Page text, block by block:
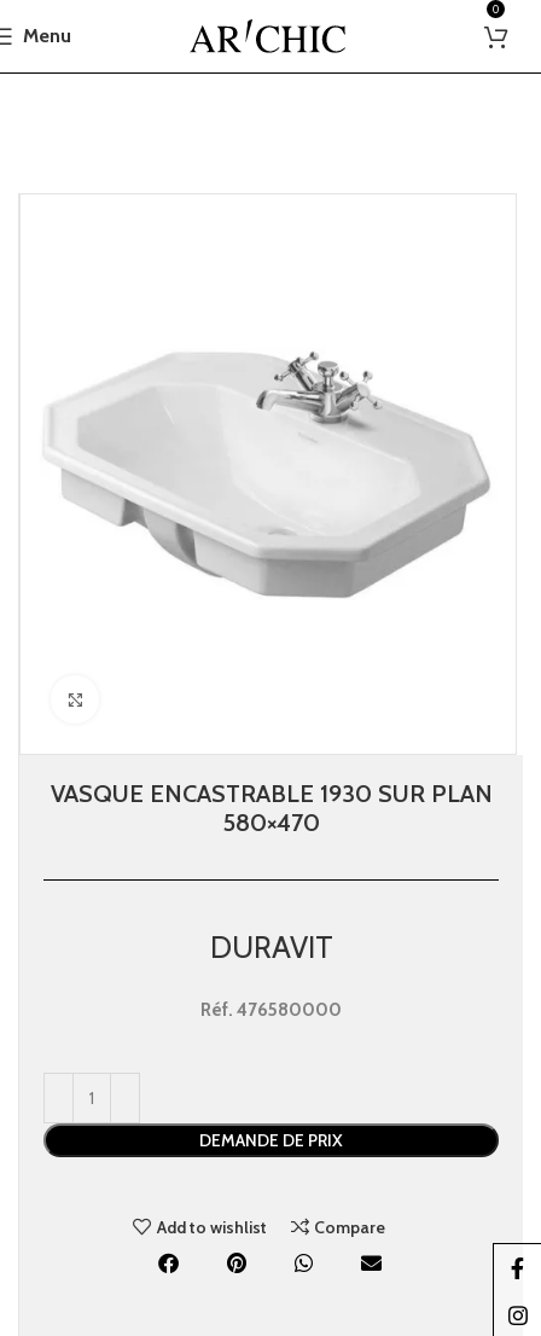
Menu
0
VASQUE ENCASTRABLE 1930 SUR PLAN
580×470
DURAVIT
Réf. 476580000
DEMANDE DE PRIX
Add to wishlist Compare